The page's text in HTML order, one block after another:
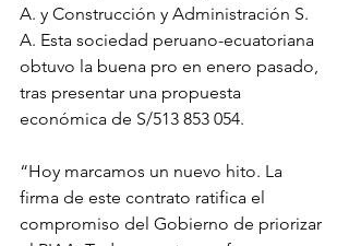
A. y Construcción y Administración S.
A. Esta sociedad peruano-ecuatoriana
obtuvo la buena pro en enero pasado,
tras presentar una propuesta
económica de S/513 853 054.
“Hoy marcamos un nuevo hito. La
firma de este contrato ratifica el
compromiso del Gobierno de priorizar